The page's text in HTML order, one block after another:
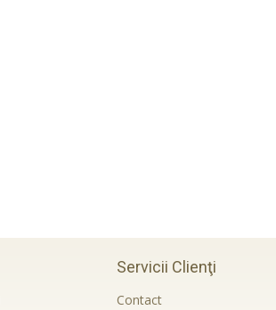
Servicii Clienţi
Contact